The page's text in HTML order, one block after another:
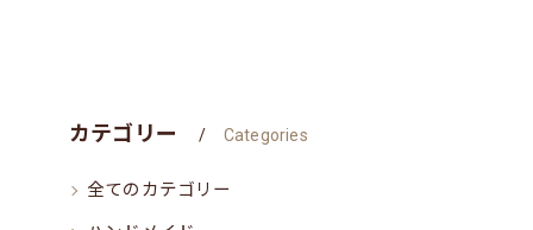
カテゴリー Categories
全てのカテゴリー